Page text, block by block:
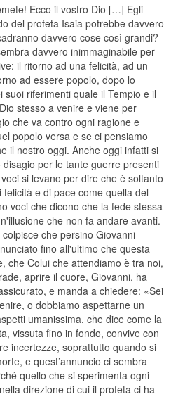
Ecco il vostro Dio […] Egli
del profeta Isaia potrebbe davvero
davvero cose così grandi?
davvero inimmaginabile per
il ritorno ad una felicità, ad un
ad essere popolo, dopo lo
riferimenti quale il Tempio e il
stesso a venire e viene per
che va contro ogni ragione e
popolo versa e se ci pensiamo
il nostro oggi. Anche oggi infatti si
per le tante guerre presenti
si levano per dire che è soltanto
e di pace come quella del
voci che dicono che la fede stessa
che non fa andare avanti.
che persino Giovanni
fino all'ultimo che questa
che Colui che attendiamo è tra noi,
aprire il cuore, Giovanni, ha
e manda a chiedere: «Sei
o dobbiamo aspettarne un
umanissima, che dice come la
vissuta fino in fondo, convive con
incertezze, soprattutto quando si
e quest’annuncio ci sembra
quello che si sperimenta ogni
direzione di cui il profeta ci ha